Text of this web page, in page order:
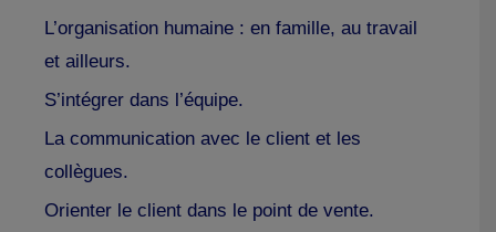
L’organisation humaine : en famille, au travail
et ailleurs.
S’intégrer dans l’équipe.
La communication avec le client et les
collègues.
Orienter le client dans le point de vente.